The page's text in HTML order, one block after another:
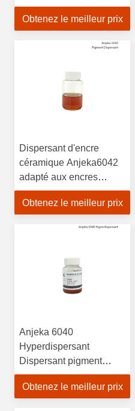
Obtenez le meilleur prix
Dispersant d'encre
céramique Anjeka6042
adapté aux encres
céramiques pour jet
d'encre à faible polarité
Obtenez le meilleur prix
Anjeka 6040
Hyperdispersant
Dispersant pigment
organique Excellent
développement de la
Obtenez le meilleur prix